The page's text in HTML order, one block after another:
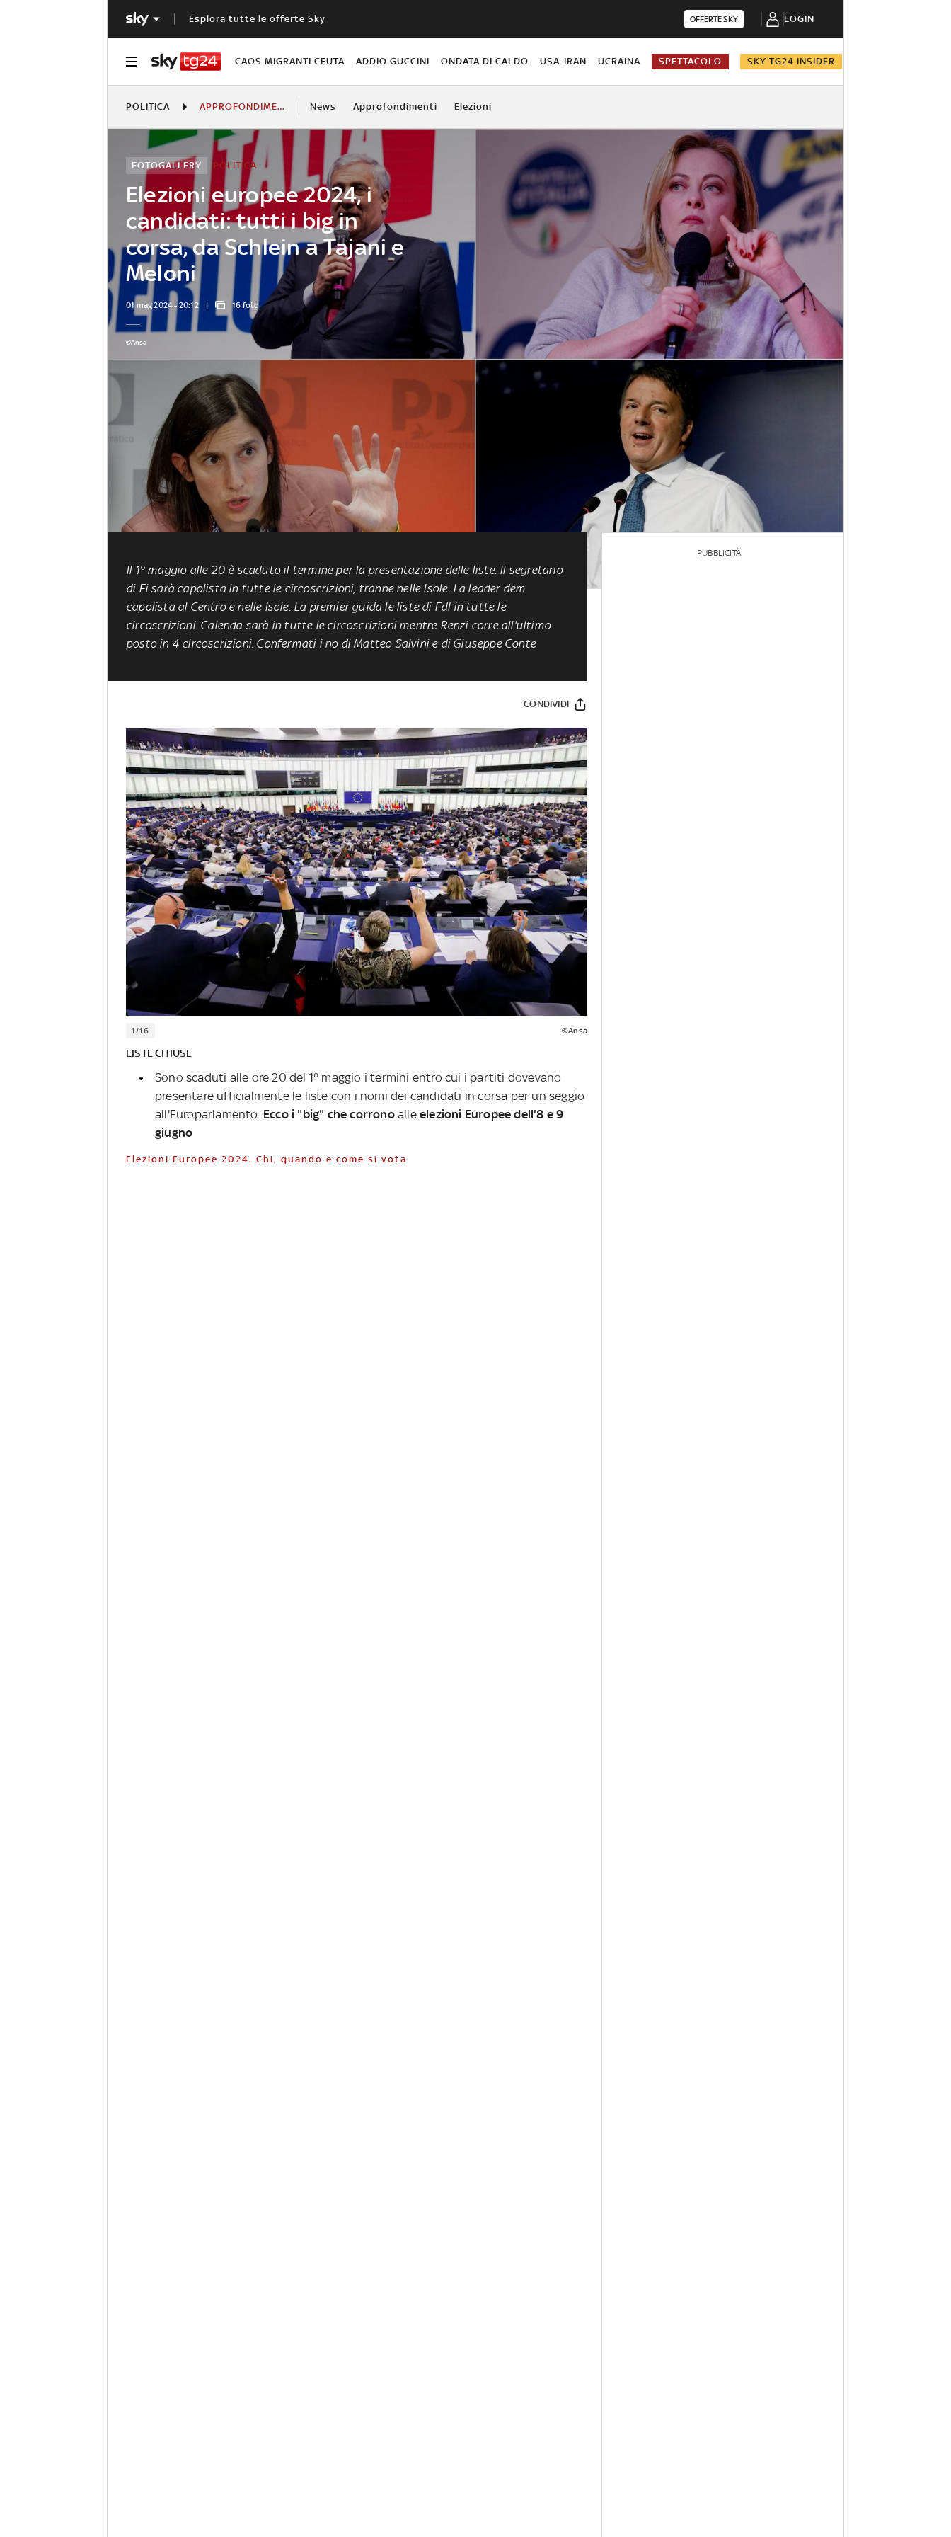
Esplora tutte le offerte Sky OFFERTE SKY LOGIN
CAOS MIGRANTI CEUTA ADDIO GUCCINI ONDATA DI CALDO USA-IRAN UCRAINA SPETTACOLO SKY TG24 INSIDER
POLITICA APPROFONDIMENTI News Approfondimenti Elezioni
Elezioni europee 2024, i
candidati: tutti i big in
corsa, da Schlein a Tajani e
Meloni
POLITICA
FOTOGALLERY
01 mag 2024 - 20:12 16 foto
©Ansa
Il 1° maggio alle 20 è scaduto il termine per la presentazione delle liste. Il segretario
di Fi sarà capolista in tutte le circoscrizioni, tranne nelle Isole. La leader dem
capolista al Centro e nelle Isole. La premier guida le liste di FdI in tutte le
circoscrizioni. Calenda sarà in tutte le circoscrizioni mentre Renzi corre all'ultimo
posto in 4 circoscrizioni. Confermati i no di Matteo Salvini e di Giuseppe Conte
CONDIVIDI
1/16 ©Ansa
LISTE CHIUSE
Sono scaduti alle ore 20 del 1° maggio i termini entro cui i partiti dovevano
presentare ufficialmente le liste con i nomi dei candidati in corsa per un seggio
all'Europarlamento. Ecco i "big" che corrono alle elezioni Europee dell'8 e 9
giugno
Elezioni Europee 2024. Chi, quando e come si vota
PUBBLICITÀ